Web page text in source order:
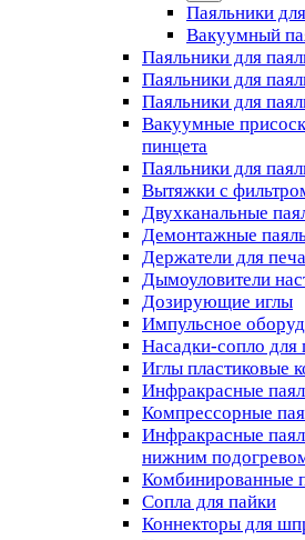
Паяльники
Вакуумный
Паяльники для
Паяльники для
Паяльники для
Вакуумные
пинцета
Паяльники для
Вытяжки с
Двухканальные
Демонтажные
Держатели для
Дымоуловители
Дозирующие иглы
Импульсное
Насадки-сопло для
Иглы пластиковые
Инфракрасные
Компрессорные
Инфракрасные
нижним
Комбинированные
Сопла для пайки
Коннекторы для